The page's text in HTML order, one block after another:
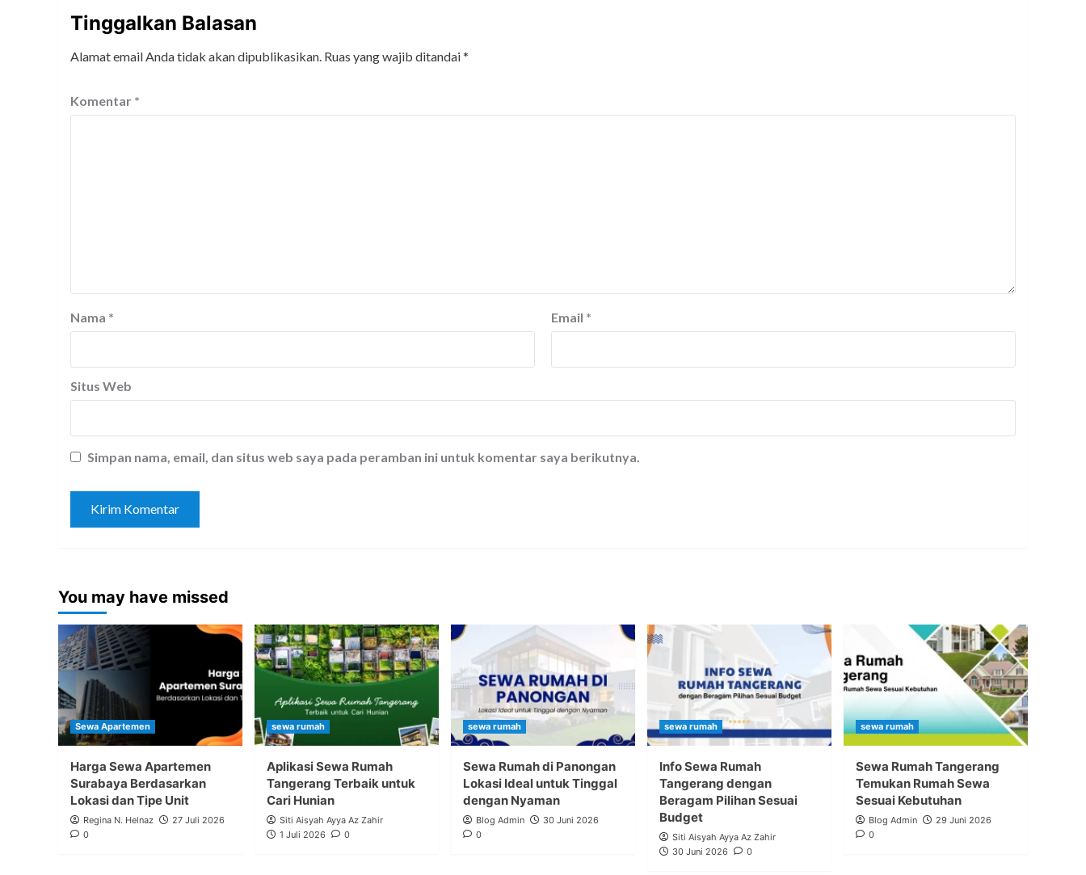
Tinggalkan Balasan
Alamat email Anda tidak akan dipublikasikan. Ruas yang wajib ditandai*
Komentar *
Nama * Email *
Situs Web
Simpan nama, email, dan situs web saya pada peramban ini untuk komentar saya berikutnya.
You may have missed
Sewa Apartemen
Harga Sewa Apartemen
Surabaya Berdasarkan
Lokasi dan Tipe Unit
Regina N. Helnaz
27 Juli 2026
0
sewa rumah
Aplikasi Sewa Rumah
Tangerang Terbaik untuk
Cari Hunian
Siti Aisyah Ayya Az Zahir
1 Juli 2026
0
sewa rumah
Sewa Rumah di Panongan
Lokasi Ideal untuk Tinggal
dengan Nyaman
Blog Admin
30 Juni 2026
0
sewa rumah
Info Sewa Rumah
Tangerang dengan
Beragam Pilihan Sesuai
Budget
Siti Aisyah Ayya Az Zahir
30 Juni 2026
0
sewa rumah
Sewa Rumah Tangerang
Temukan Rumah Sewa
Sesuai Kebutuhan
Blog Admin
29 Juni 2026
0